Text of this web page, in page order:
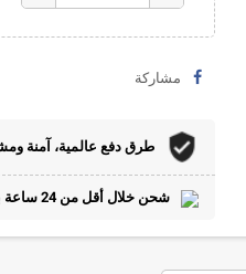
مشاركة
طرق دفع عالمية، آمنة
شحن خلال أقل من 24 ساعة بعد اتمام الطلب.